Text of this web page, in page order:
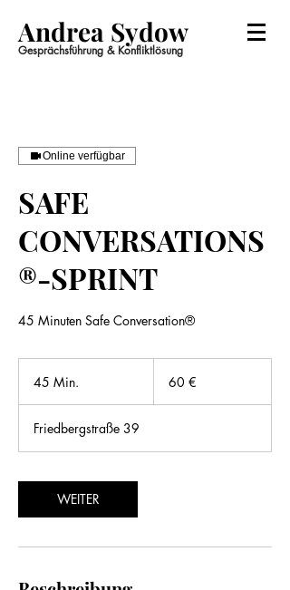
Andrea Sydow
Gesprächsführung & Konfliktlösung
Online verfügbar
SAFE
CONVERSATIONS
®-SPRINT
45 Minuten Safe Conversation®
45 Min.
i
n
60 €
Friedbergstraße 39
WEITER